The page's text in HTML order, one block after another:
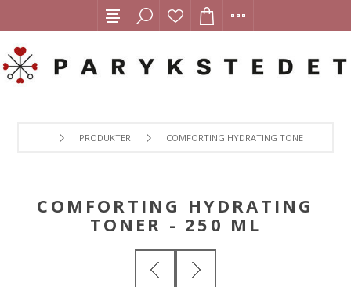
PRODUKTER COMFORTING HYDRATING TONER - 250 ML
COMFORTING HYDRATING
TONER - 250 ML